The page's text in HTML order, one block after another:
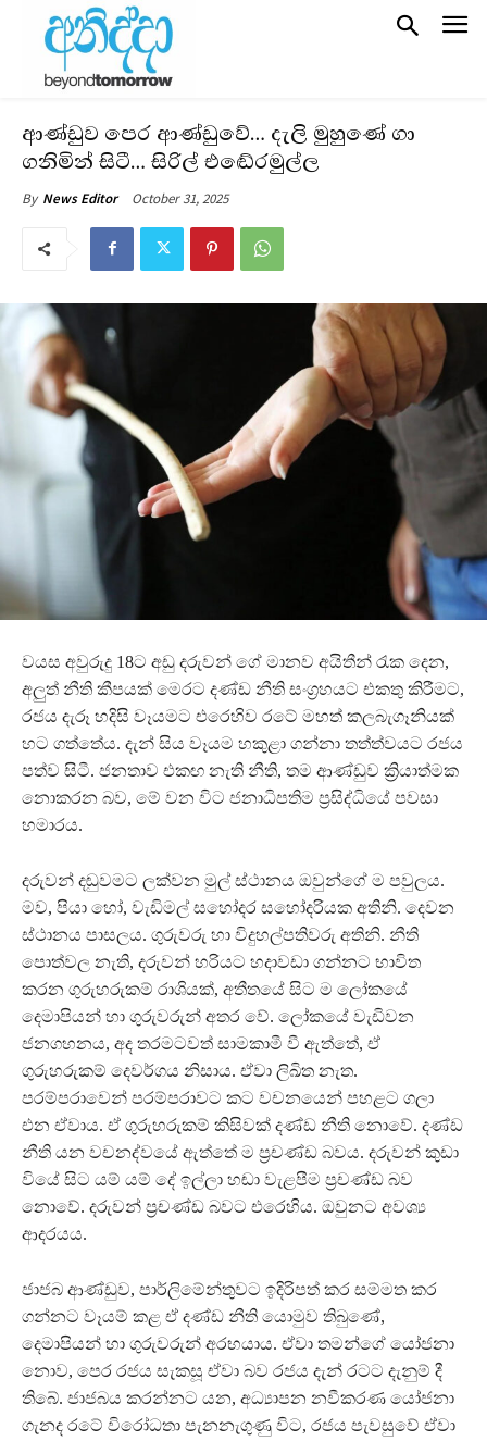
ආණ්ඩුව පෙර ආණ්ඩුවේ… දැලි මුහුණේ ගා
ගනිමින් සිටී… සිරිල් එඬේරමුල්ල
By News Editor October 31, 2025
වයස අවුරුදු 18ට අඩු දරුවන් ගේ මානව අයිතීන් රැක දෙන,
අලුත් නීති කීපයක් මෙරට දණ්ඩ නීති සංග්‍රහයට එකතු කිරීමට,
රජය දැරූ හදිසි වෑයමට එරෙහිව රටේ මහත් කලබැගෑනියක්
හට ගත්තේය. දැන් සිය වෑයම හකුළා ගන්නා තත්ත්වයට රජය
පත්ව සිටී. ජනතාව එකඟ නැති නීති, තම ආණ්ඩුව ක්‍රියාත්මක
නොකරන බව, මේ වන විට ජනාධිපතිම ප්‍රසිද්ධියේ පවසා
හමාරය.
දරුවන් දඬුවමට ලක්වන මුල් ස්ථානය ඔවුන්ගේ ම පවුලය.
මව, පියා හෝ, වැඩිමල් සහෝදර සහෝදරියක අතිනි. දෙවන
ස්ථානය පාසලය. ගුරුවරු හා විදුහල්පතිවරු අතිනි. නීති
පොත්වල නැති, දරුවන් හරියට හදාවඩා ගන්නට භාවිත
කරන ගුරුහරුකම් රාශියක්, අතීතයේ සිට ම ලෝකයේ
දෙමාපියන් හා ගුරුවරුන් අතර වේ. ලෝකයේ වැඩිවන
ජනගහනය, අද තරමටවත් සාමකාමී වී ඇත්තේ, ඒ
ගුරුහරුකම් දෙවර්ගය නිසාය. ඒවා ලිඛිත නැත.
පරම්පරාවෙන් පරම්පරාවට කට වචනයෙන් පහළට ගලා
එන ඒවාය. ඒ ගුරුහරුකම් කිසිවක් දණ්ඩ නීති නොවේ. දණ්ඩ
නීති යන වචනද්වයේ ඇත්තේ ම ප්‍රචණ්ඩ බවය. දරුවන් කුඩා
වියේ සිට යම් යම් දේ ඉල්ලා හඬා වැළපීම ප්‍රචණ්ඩ බව
නොවේ. දරුවන් ප්‍රචණ්ඩ බවට එරෙහිය. ඔවුනට අවශ්‍ය
ආදරයය.
ජාජබ ආණ්ඩුව, පාර්ලිමේන්තුවට ඉදිරිපත් කර සම්මත කර
ගන්නට වෑයම් කළ ඒ දණ්ඩ නීති යොමුව තිබුණේ,
දෙමාපියන් හා ගුරුවරුන් අරභයාය. ඒවා තමන්ගේ යෝජනා
නොව, පෙර රජය සැකසූ ඒවා බව රජය දැන් රටට දැනුම් දී
තිබේ. ජාජබය කරන්නට යන, අධ්‍යාපන නවීකරණ යෝජනා
ගැනද රටේ විරෝධතා පැනනැගුණු විට, රජය පැවසුවේ ඒවා